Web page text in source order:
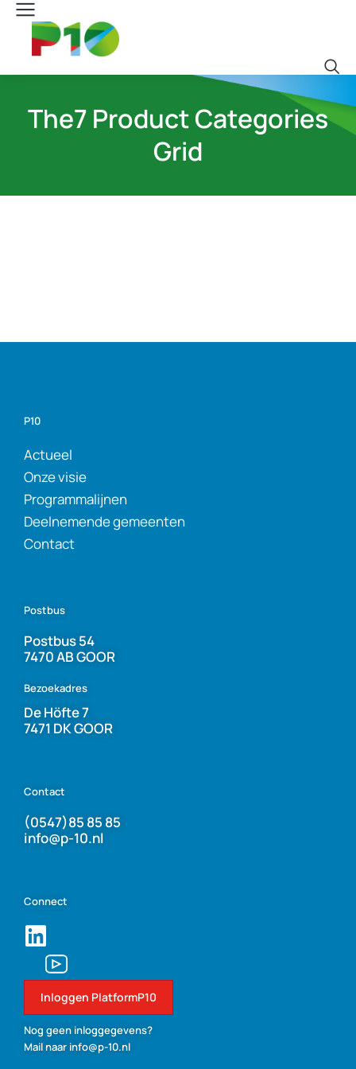
The7 Product Categories
Grid
P10
Actueel
Onze visie
Programmalijnen
Deelnemende gemeenten
Contact
Postbus
Postbus 54
7470 AB GOOR
Bezoekadres
De Höfte 7
7471 DK GOOR
Contact
(0547)85 85 85
info@p-10.nl
Connect
Inloggen PlatformP10
Nog geen inloggegevens?
Mail naar info@p-10.nl